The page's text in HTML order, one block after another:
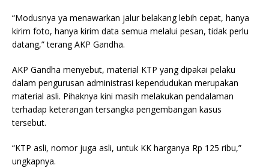
“Modusnya ya menawarkan jalur belakang lebih cepat, hanya
kirim foto, hanya kirim data semua melalui pesan, tidak perlu
datang,” terang AKP Gandha.
AKP Gandha menyebut, material KTP yang dipakai pelaku
dalam pengurusan administrasi kependudukan merupakan
material asli. Pihaknya kini masih melakukan pendalaman
terhadap keterangan tersangka pengembangan kasus
tersebut.
“KTP asli, nomor juga asli, untuk KK harganya Rp 125 ribu,”
ungkapnya.